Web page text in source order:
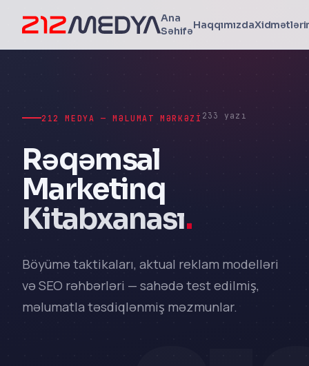
Ana
Səhifə
Haqqımızda
212 MEDYA — MƏLUMAT MƏRKƏZI 233 yazı
Rəqəmsal
Marketinq
Kitabxanası.
Böyümə taktikaları, aktual reklam modelləri
və SEO rəhbərləri — sahədə test edilmiş,
məlumatla təsdiqlənmiş məzmunlar.